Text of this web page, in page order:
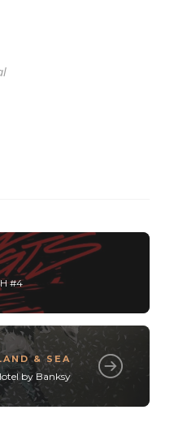
#4
& SEA
by Banksy